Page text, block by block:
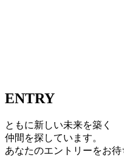
ENTRY
ともに新しい未来を築く
仲間を探しています。
あなたのエントリーをお待